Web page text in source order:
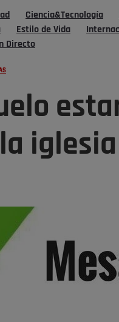
Ciencia&Tecnología
Estilo de Vida
Directo
iglesia